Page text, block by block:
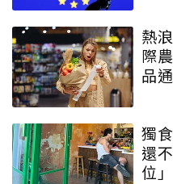
熱
際
品
獨
還
位